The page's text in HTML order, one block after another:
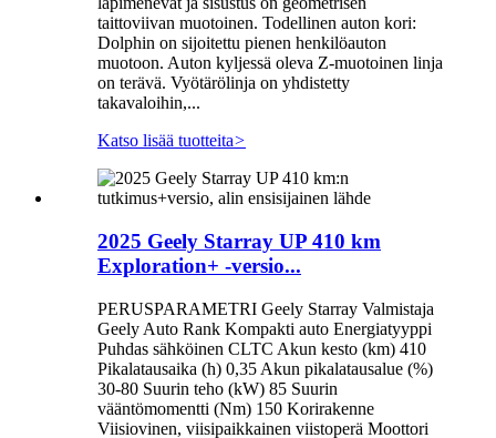
taittoviivan muotoinen. Todellinen auton kori:
Dolphin on sijoitettu pienen henkilöauton
muotoon. Auton kyljessä oleva Z-muotoinen linja
on terävä. Vyötärölinja on yhdistetty
takavaloihin,...
Katso lisää tuotteita>
2025 Geely Starray UP 410 km
Exploration+ -versio...
PERUSPARAMETRI Geely Starray Valmistaja
Geely Auto Rank Kompakti auto Energiatyyppi
Puhdas sähköinen CLTC Akun kesto (km) 410
Pikalatausaika (h) 0,35 Akun pikalatausalue (%)
30-80 Suurin teho (kW) 85 Suurin
vääntömomentti (Nm) 150 Korirakenne
Viisiovinen, viisipaikkainen viistoperä Moottori